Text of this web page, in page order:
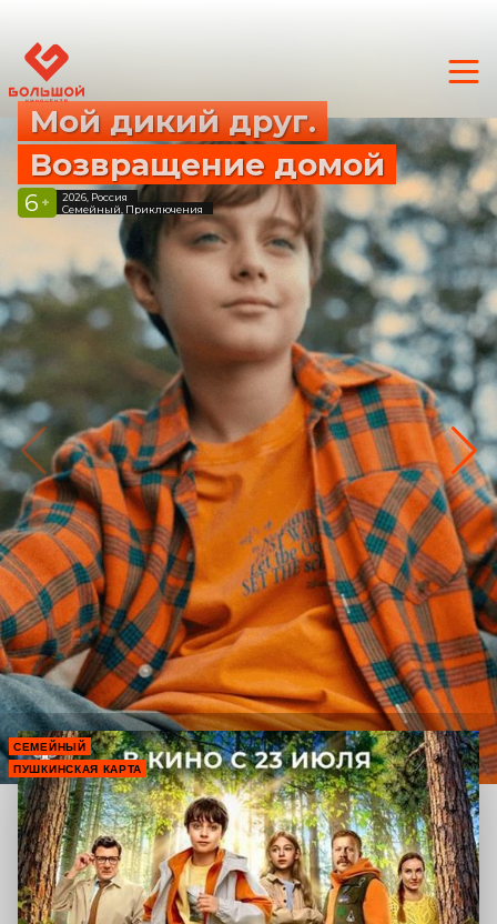
Мой дикий друг.
Возвращение домой
6 +
2026, Россия
Семейный, Приключения
СЕМЕЙНЫЙ
ПУШКИНСКАЯ КАРТА